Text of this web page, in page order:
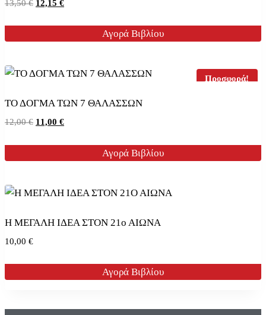
13,50€ Original
13,50 €.
12,15 €Η
είναι:
Αγορά Βιβλίου
Προσφορά!
ΤΟ ΔΟΓΜΑ ΤΩΝ 7 ΘΑΛΑΣΣΩΝ
12,00€ Original
12,00 €.
11,00 €Η
είναι:
Αγορά Βιβλίου
Η ΜΕΓΑΛΗ ΙΔΕΑ ΣΤΟΝ 21ο ΑΙΩΝΑ
10,00 €
Αγορά Βιβλίου